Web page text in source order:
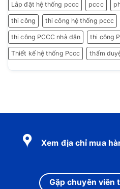
Lắp đặt hệ thống pccc pccc
thi công thi công hệ thống pccc
thi công PCCC nhà dân thi công
Thiết kế hệ thống Pccc thẩm
Xem địa chỉ mua
Gặp chuyên viên